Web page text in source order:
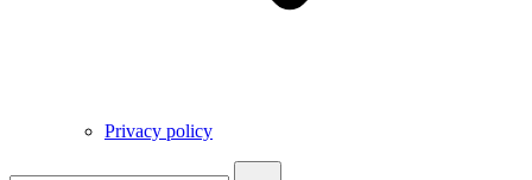
Privacy policy